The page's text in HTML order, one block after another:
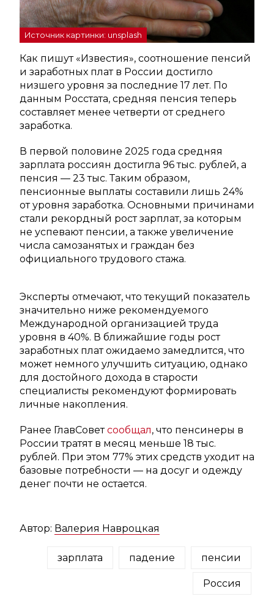
Источник картинки: unsplash
Как пишут «Известия», соотношение пенсий
и заработных плат в России достигло
низшего уровня за последние 17 лет. По
данным Росстата, средняя пенсия теперь
составляет менее четверти от среднего
заработка.
В первой половине 2025 года средняя
зарплата россиян достигла 96 тыс. рублей, а
пенсия — 23 тыс. Таким образом,
пенсионные выплаты составили лишь 24%
от уровня заработка. Основными причинами
стали рекордный рост зарплат, за которым
не успевают пенсии, а также увеличение
числа самозанятых и граждан без
официального трудового стажа.
Эксперты отмечают, что текущий показатель
значительно ниже рекомендуемого
Международной организацией труда
уровня в 40%. В ближайшие годы рост
заработных плат ожидаемо замедлится, что
может немного улучшить ситуацию, однако
для достойного дохода в старости
специалисты рекомендуют формировать
личные накопления.
Ранее ГлавСоветсообщал, что пенсинеры в
России тратят в месяц меньше 18 тыс.
рублей. При этом 77% этих средств уходит на
базовые потребности — на досуг и одежду
денег почти не остается.
Автор: Валерия Навроцкая
зарплата падение пенсии
Россия